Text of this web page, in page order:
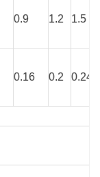
0.9 1.2 1.5
0.16 0.2 0.24